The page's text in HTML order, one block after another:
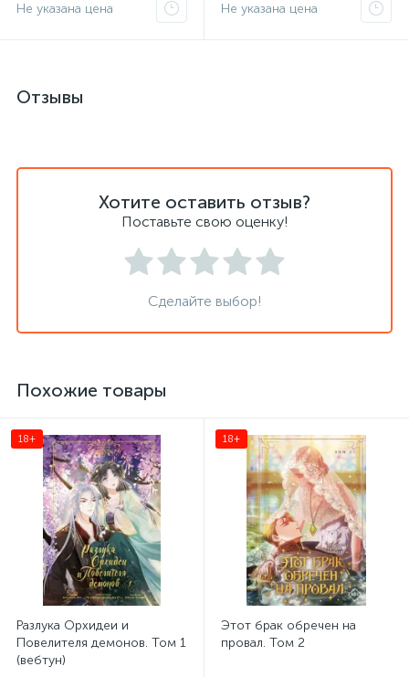
Не указана цена Не указана цена
Отзывы
Хотите оставить отзыв?
Поставьте свою оценку!
Сделайте выбор!
Похожие товары
18+
Разлука Орхидеи и
Повелителя демонов. Том 1
(вебтун)
18+
Этот брак обречен на
провал. Том 2